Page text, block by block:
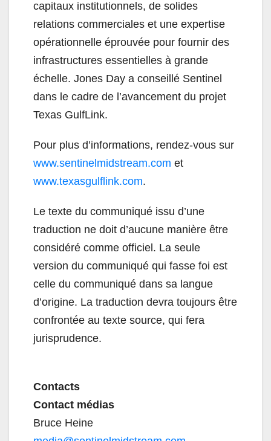
capitaux institutionnels, de solides
relations commerciales et une expertise
opérationnelle éprouvée pour fournir des
infrastructures essentielles à grande
échelle. Jones Day a conseillé Sentinel
dans le cadre de l’avancement du projet
Texas GulfLink.
Pour plus d’informations, rendez-vous sur
www.sentinelmidstream.com et
www.texasgulflink.com.
Le texte du communiqué issu d’une
traduction ne doit d’aucune manière être
considéré comme officiel. La seule
version du communiqué qui fasse foi est
celle du communiqué dans sa langue
d’origine. La traduction devra toujours être
confrontée au texte source, qui fera
jurisprudence.
Contacts
Contact médias
Bruce Heine